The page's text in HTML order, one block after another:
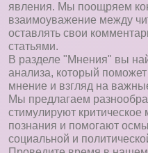
явления. Мы поощряем
взаимоуважение между
оставлять свои
статьями.
В разделе "Мнения" вы
анализа, который
мнение и взгляд на
Мы предлагаем
стимулируют
познания и помогают
социальной и